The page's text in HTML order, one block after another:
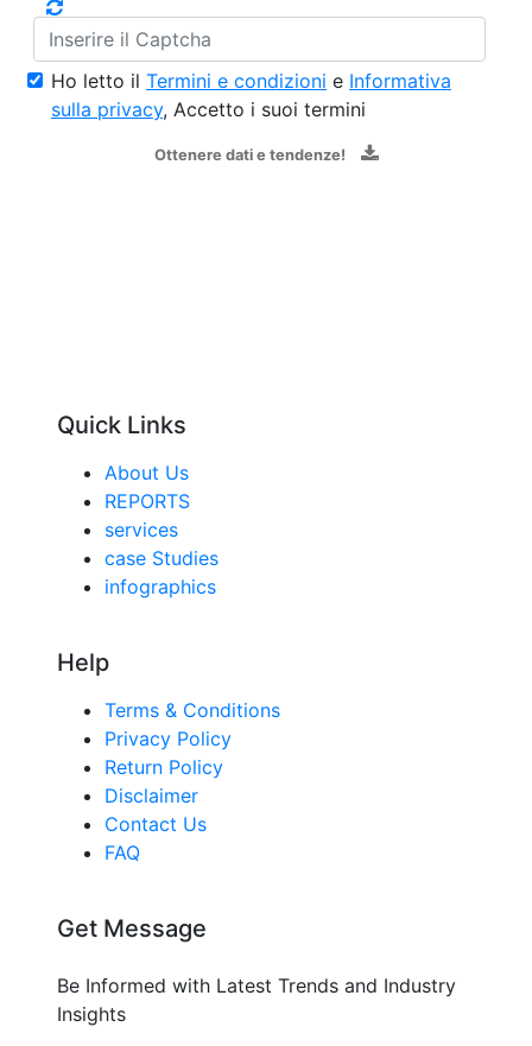
Ho letto il Termini e condizioni e Informativa
sulla privacy, Accetto i suoi termini
Ottenere dati e tendenze!
Quick Links
About Us
REPORTS
services
case Studies
infographics
Help
Terms & Conditions
Privacy Policy
Return Policy
Disclaimer
Contact Us
FAQ
Get Message
Be Informed with Latest Trends and Industry
Insights